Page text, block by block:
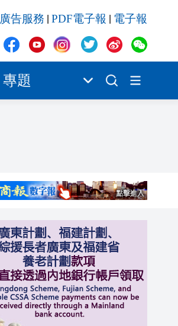
廣告服務 PDF電子報 電子報
專題